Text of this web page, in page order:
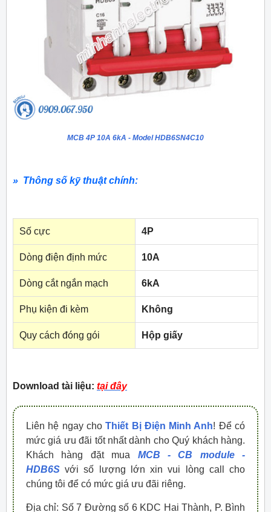
MCB 4P 10A 6kA - Model HDB6SN4C10
» Thông số kỹ thuật chính:
Số cực 4P
Dòng điện định mức 10A
Dòng cắt ngắn mạch 6kA
Phụ kiện đi kèm Không
Quy cách đóng gói Hộp giấy
Download tài liệu: tại đây
Liên hệ ngay choThiết Bị Điện Minh Anh! Để có
mức giá ưu đãi tốt nhất dành cho Quý khách hàng.
Khách hàng đặt mua MCB - CB module -
HDB6S với số lượng lớn xin vui lòng call cho
chúng tôi để có mức giá ưu đãi riêng.
Địa chỉ: Số 7 Đường số 6 KDC Hai Thành, P. Bình